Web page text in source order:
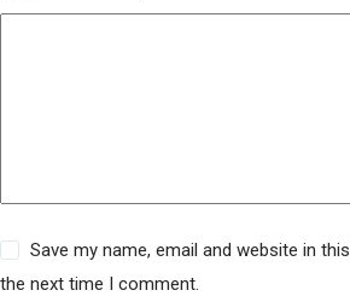
Save my name, email and website in
the next time I comment.